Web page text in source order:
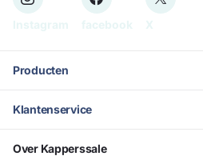
Producten
Klantenservice
Over Kapperssale